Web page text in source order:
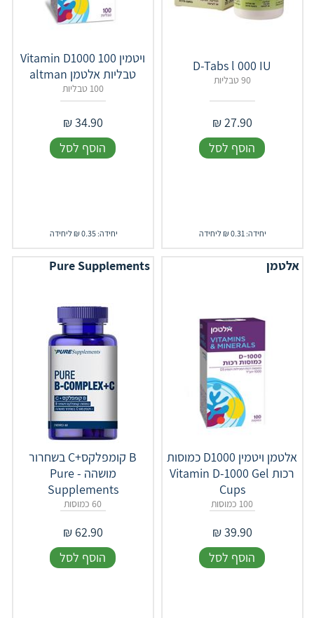
D-Tabs l 000 IU
90 טבליות
27.90
₪
הוסף לסל
יחידה: 0.31 ₪ ליחידה
ויטמין Vitamin D1000 100
טבליות ‏אלטמן altman
100 טבליות
34.90
₪
הוסף לסל
יחידה: 0.35 ₪ ליחידה
אלטמן
אלטמן ויטמין D1000 כמוסות
רכות Vitamin D-1000 Gel
Cups
100 כמוסות
39.90
₪
הוסף לסל
Pure Supplements
B קומפלקס+C בשחרור
מושהה - Pure
Supplements
60 כמוסות
62.90
₪
הוסף לסל